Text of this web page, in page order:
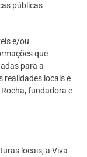
públicas
e/ou
que
para a
realidades locais e
fundadora e
locais, a Viva